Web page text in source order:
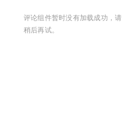
评论组件暂时没有加载成功，请
稍后再试。